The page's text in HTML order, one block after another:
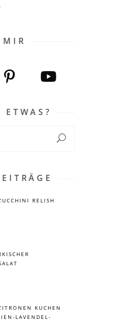
MIR
RELISH
KUCHEN
LAVENDEL-